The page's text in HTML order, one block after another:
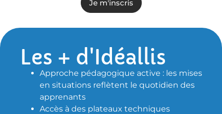
Je m'inscris
Les + d'Idéallis
Approche pédagogique active : les mises
en situations reflètent le quotidien des
apprenants
Accès à des plateaux techniques